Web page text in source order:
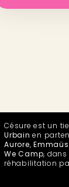
Césure est un
Urbain en
Aurore,
We Camp, dans
réhabilitation par